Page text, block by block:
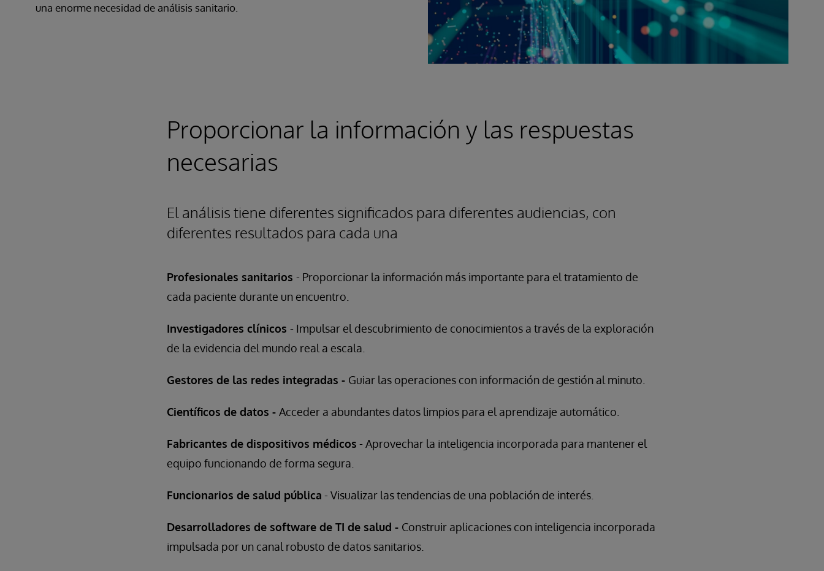
una enorme necesidad de análisis sanitario.
Proporcionar la información y las respuestas
necesarias
El análisis tiene diferentes significados para diferentes audiencias, con
diferentes resultados para cada una
Profesionales sanitarios - Proporcionar la información más importante para el tratamiento de
cada paciente durante un encuentro.
Investigadores clínicos - Impulsar el descubrimiento de conocimientos a través de la exploración
de la evidencia del mundo real a escala.
Gestores de las redes integradas - Guiar las operaciones con información de gestión al minuto.
Científicos de datos - Acceder a abundantes datos limpios para el aprendizaje automático.
Fabricantes de dispositivos médicos - Aprovechar la inteligencia incorporada para mantener el
equipo funcionando de forma segura.
Funcionarios de salud pública - Visualizar las tendencias de una población de interés.
Desarrolladores de software de TI de salud - Construir aplicaciones con inteligencia incorporada
impulsada por un canal robusto de datos sanitarios.